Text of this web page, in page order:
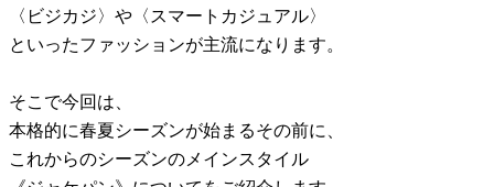
〈ビジカジ〉や〈スマートカジュアル〉
といったファッションが主流になります。
そこで今回は、
本格的に春夏シーズンが始まるその前に、
これからのシーズンのメインスタイル